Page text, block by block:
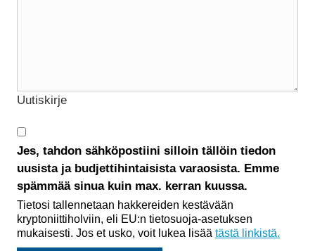
Uutiskirje
Jes, tahdon sähköpostiini silloin tällöin tiedon
uusista ja budjettihintaisista varaosista. Emme
spämmää sinua kuin max. kerran kuussa.
Tietosi tallennetaan hakkereiden kestävään
kryptoniittiholviin, eli EU:n tietosuoja-asetuksen
mukaisesti. Jos et usko, voit lukea lisää tästä linkistä.